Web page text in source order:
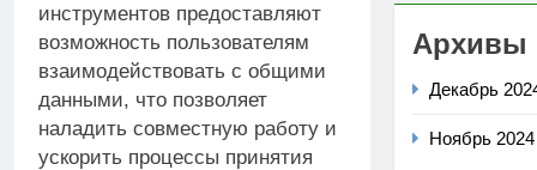
инструментов предоставляют
возможность пользователям
взаимодействовать с общими
данными, что позволяет
наладить совместную работу и
ускорить процессы принятия
Архивы
Декабрь
Ноябрь 2024